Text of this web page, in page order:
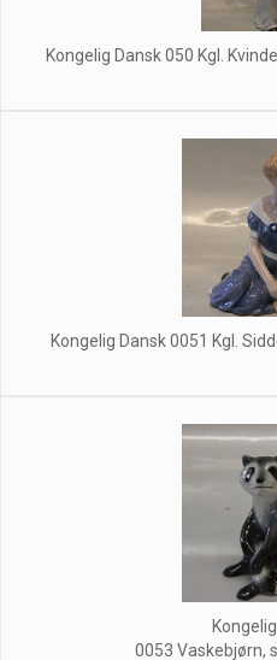
Kongelig Dansk 050 Kgl.
Kongelig Dansk 0051 Kgl.
0053 Vaskebjørn,